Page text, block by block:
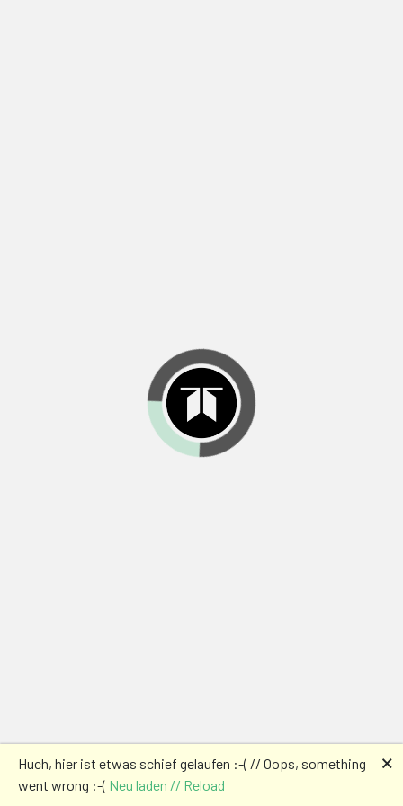
Huch, hier ist etwas schief gelaufen :-( // Oops, something
went wrong :-( Neu laden // Reload
🗙